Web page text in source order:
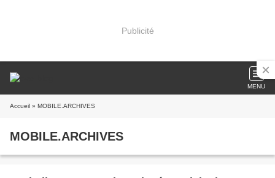
Publicité
MENU
Accueil » MOBILE.ARCHIVES
MOBILE.ARCHIVES